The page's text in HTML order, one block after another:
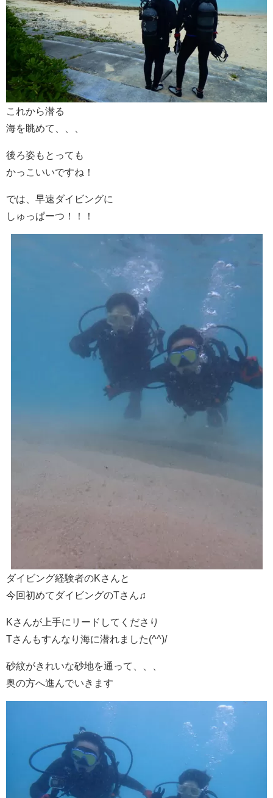
これから潜る
海を眺めて、、、
後ろ姿もとっても
かっこいいですね！
では、早速ダイビングに
しゅっぱーつ！！！
ダイビング経験者のKさんと
今回初めてダイビングのTさん♫
Kさんが上手にリードしてくださり
Tさんもすんなり海に潜れました(^^)/
砂紋がきれいな砂地を通って、、、
奥の方へ進んでいきます